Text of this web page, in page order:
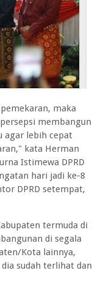
maka
membangun
agar lebih cepat
kata Herman
Istimewa DPRD
hari jadi ke-8
DPRD setempat,
termuda di
di segala
Kota lainnya,
sudah terlihat dan